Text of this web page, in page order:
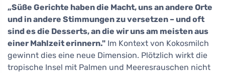
„Süße Gerichte haben die Macht, uns an andere Orte
und in andere Stimmungen zu versetzen – und oft
sind es die Desserts, an die wir uns am meisten aus
einer Mahlzeit erinnern." Im Kontext von Kokosmilch
gewinnt dies eine neue Dimension. Plötzlich wirkt die
tropische Insel mit Palmen und Meeresrauschen nicht